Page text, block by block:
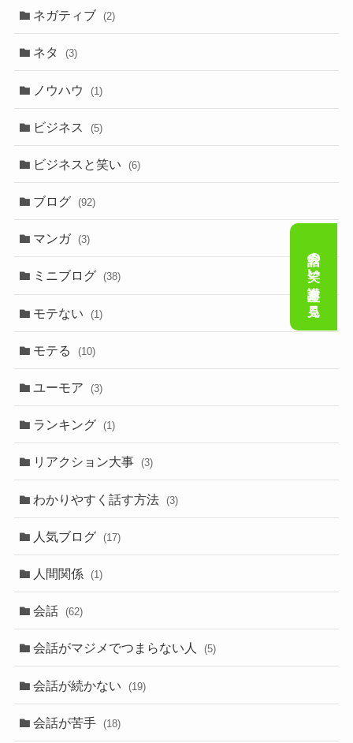
ネガティブ (2)
ネタ (3)
ノウハウ (1)
ビジネス (5)
ビジネスと笑い (6)
ブログ (92)
マンガ (3)
ミニブログ (38)
モテない (1)
モテる (10)
ユーモア (3)
ランキング (1)
リアクション大事 (3)
わかりやすく話す方法 (3)
人気ブログ (17)
人間関係 (1)
会話 (62)
会話がマジメでつまらない人 (5)
会話が続かない (19)
会話が苦手 (18)
会話の笑い講座を見る